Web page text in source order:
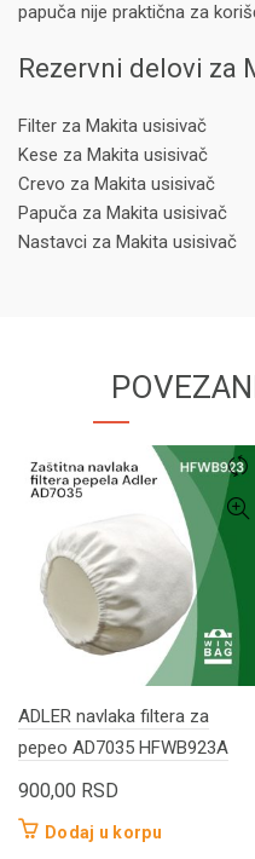
papuča nije praktična za
Rezervni delovi za
Filter za Makita usisivač
Kese za Makita usisivač
Crevo za Makita usisivač
Papuča za Makita usisivač
Nastavci za Makita usisivač
ADLER navlaka filtera za
pepeo AD7035 HFWB923A
900,00 RSD
Dodaj u korpu